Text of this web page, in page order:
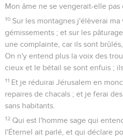
Mon âme ne se vengerait-elle
10 Sur les montagnes j'élèverai ma
gémissements ; et sur les
une complainte, car ils sont
On n'y entend plus la voix des
cieux et le bétail se sont enfuis ;
11 Et je réduirai Jérusalem en
repaires de chacals ; et je ferai
sans habitants.
12 Qui est l'homme sage qui
l'Éternel ait parlé, et qui déclare